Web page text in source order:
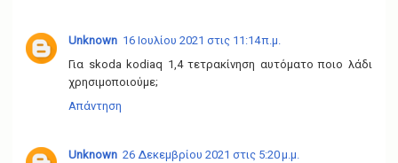
Unknown 16 Ιουλίου 2021 στις 11:14 π.μ.
Για skoda kodiaq 1,4 τετρακίνηση αυτόματο ποιο λάδι
χρησιμοποιούμε;
Απάντηση
Unknown 26 Δεκεμβρίου 2021 στις 5:20 μ.μ.